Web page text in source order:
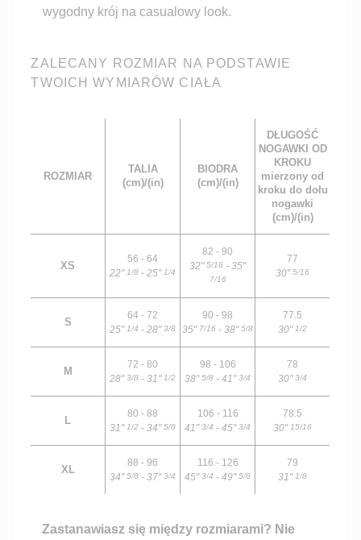
wygodny krój na casualowy look.
ZALECANY ROZMIAR NA PODSTAWIE
TWOICH WYMIARÓW CIAŁA
ROZMIAR
TALIA
(cm)/(in)
BIODRA
(cm)/(in)
DŁUGOŚĆ
NOGAWKI OD
KROKU
mierzony od
kroku do dołu
nogawki
(cm)/(in)
XS
56 - 64
22"1/8 - 25"1/4
82 - 90
32"5/16 - 35"
7/16
77
30"5/16
S
64 - 72
25"1/4 - 28"3/8
90 - 98
35"7/16 - 38"5/8
77.5
30"1/2
M
72 - 80
28"3/8 - 31"1/2
98 - 106
38"5/8 - 41"3/4
78
30"3/4
L
80 - 88
31"1/2 - 34"5/8
106 - 116
41"3/4 - 45"3/4
78.5
30"15/16
XL
88 - 96
34"5/8 - 37"3/4
116 - 126
45"3/4 - 49"5/8
79
31"1/8
Zastanawiasz się między rozmiarami? Nie